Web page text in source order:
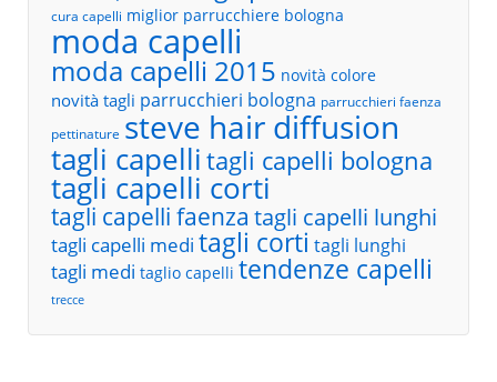
cura capelli miglior parrucchiere bologna
moda capelli
moda capelli 2015 novità colore
novità tagli parrucchieri bologna parrucchieri faenza
pettinature steve hair diffusion
tagli capelli tagli capelli bologna
tagli capelli corti
tagli capelli faenza tagli capelli lunghi
tagli capelli medi tagli corti tagli lunghi
tagli medi taglio capelli tendenze capelli
trecce